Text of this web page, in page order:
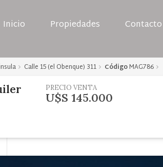
Inicio Propiedades Contacto
Calle 15 (el Obenque) 311 CódigoMAG786
PRECIO VENTA
U$S 145.000